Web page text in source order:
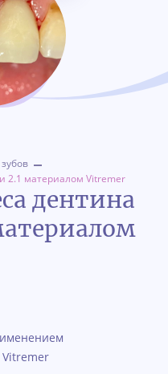
2.1 материалом Vitremer
дентина
Vitremer